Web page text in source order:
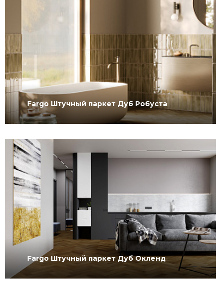
Fargo Штучный паркет Дуб Робуста
Fargo Штучный паркет Дуб Окленд